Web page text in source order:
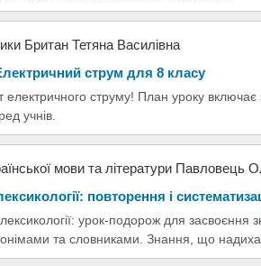
Британ Тетяна Василівна
струм для 8 класу
електричного струму! План уроку
учнів.
мови та літератури Павловець
повторення і
урок-подорож для засвоєння
та словниками. Знання, що